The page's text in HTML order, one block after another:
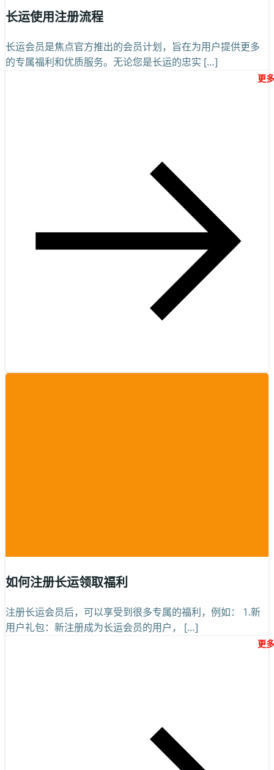
长运使用注册流程
长运会员是焦点官方推出的会员计划，旨在为用户提供更多
的专属福利和优质服务。无论您是长运的忠实 […]
更多
如何注册长运领取福利
注册长运会员后，可以享受到很多专属的福利，例如： 1.新
用户礼包：新注册成为长运会员的用户， […]
更多